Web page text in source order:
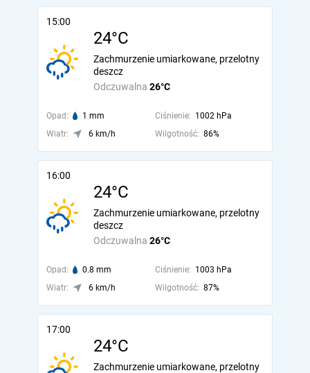
15:00
24°C
Odczuwalna 26°C
Zachmurzenie umiarkowane, przelotny
deszcz
Opad: 1 mm Ciśnienie: 1002 hPa
Wiatr:
6 km/h Wilgotność: 86%
16:00
24°C
Odczuwalna 26°C
Zachmurzenie umiarkowane, przelotny
deszcz
Opad: 0.8 mm Ciśnienie: 1003 hPa
Wiatr:
6 km/h Wilgotność: 87%
17:00
24°C
Zachmurzenie umiarkowane, przelotny